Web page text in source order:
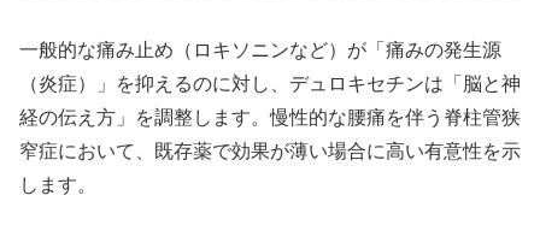
一般的な痛み止め（ロキソニンなど）が「痛みの発生源
（炎症）」を抑えるのに対し、デュロキセチンは「脳と神
経の伝え方」を調整します。慢性的な腰痛を伴う脊柱管狭
窄症において、既存薬で効果が薄い場合に高い有意性を示
します。